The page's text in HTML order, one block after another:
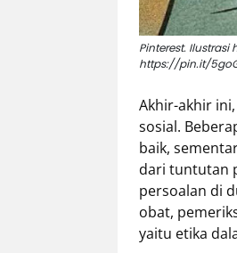
Pinterest.
https://pin.it/
Akhir-akhir
sosial.
baik,
dari tuntutan
persoalan di
obat,
yaitu etika